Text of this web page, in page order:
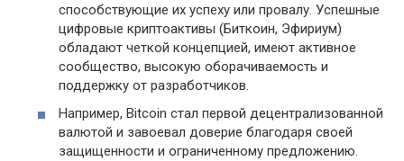
способствующие их успеху или провалу. Успешные
цифровые криптоактивы (Биткоин, Эфириум)
обладают четкой концепцией, имеют активное
сообщество, высокую оборачиваемость и
поддержку от разработчиков.
Например, Bitcoin стал первой децентрализованной
валютой и завоевал доверие благодаря своей
защищенности и ограниченному предложению.